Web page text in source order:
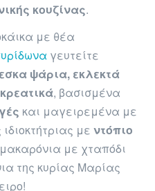
κουζίνας.
με θέα
γευτείτε
ψάρια, εκλεκτά
, βασισμένα
και μαγειρεμένα με
με ντόπιο
με χταπόδι
της κυρίας Μαρίας